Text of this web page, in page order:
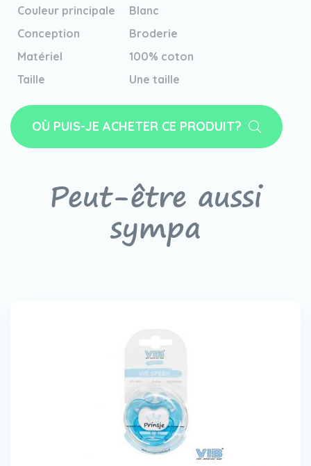
Couleur principale
Blanc
Conception
Broderie
Matériel
100% coton
Taille
Une taille
OÙ PUIS-JE ACHETER CE PRODUIT?
Peut-être aussi
sympa